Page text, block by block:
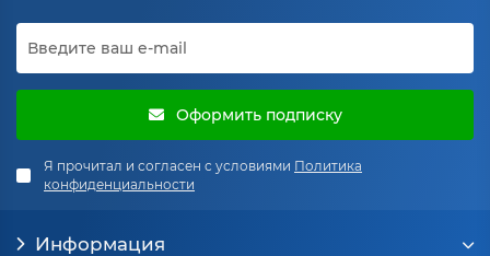
Оформить подписку
Я прочитал и согласен с условиями Политика
конфиденциальности
Информация